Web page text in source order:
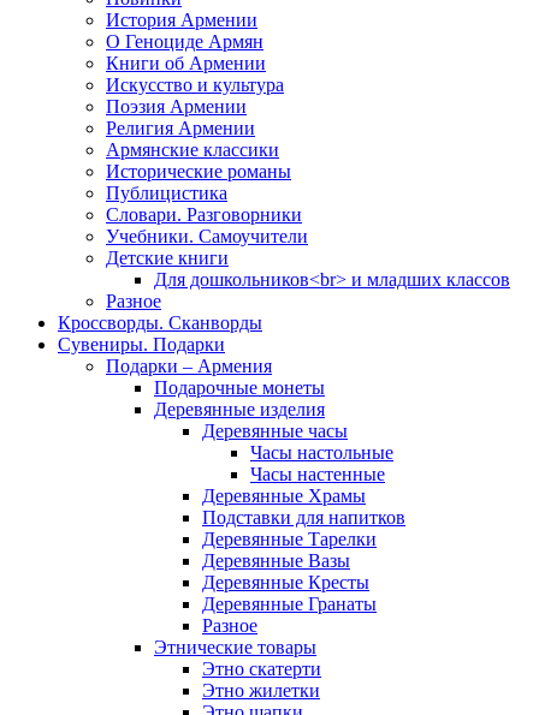
История Армении
О Геноциде Армян
Книги об Армении
Иcкусство и культура
Поэзия Армении
Религия Армении
Армянские классики
Исторические романы
Публицистика
Словари. Разговорники
Учебники. Самоучители
Детские книги
Для дошкольников<br> и младших классов
Разное
Кроссворды. Сканворды
Сувениры. Подарки
Подарки – Армения
Подарочные монеты
Деревянные изделия
Деревянные часы
Часы настольные
Часы настенные
Деревянные Храмы
Подставки для напитков
Деревянные Тарелки
Деревянные Вазы
Деревянные Кресты
Деревянные Гранаты
Разное
Этнические товары
Этно скатерти
Этно жилетки